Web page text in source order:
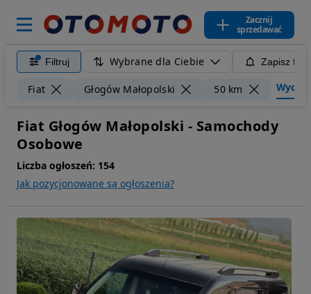
Zacznij
sprzedawać
Filtruj Wybrane dla Ciebie Zapisz
Fiat Głogów Małopolski 50 km
Fiat Głogów Małopolski - Samochody
Osobowe
Liczba ogłoszeń: 154
Jak pozycjonowane są ogłoszenia?